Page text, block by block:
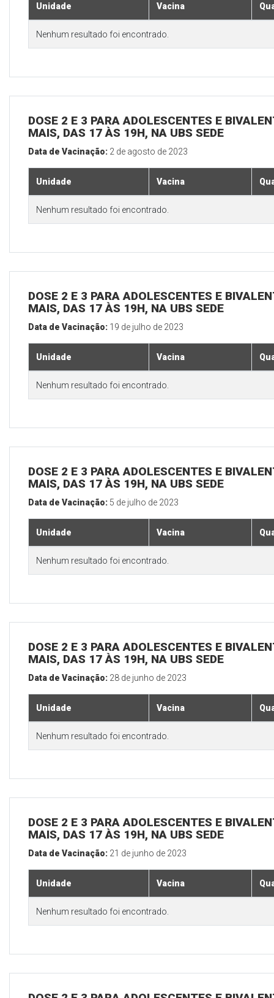
Unidade Vacina
Nenhum resultado foi encontrado.
DOSE 2 E 3 PARA ADOLESCENTES E
MAIS, DAS 17 ÀS 19H, NA UBS SEDE
Data de Vacinação: 2 de agosto de 2023
Unidade Vacina
Nenhum resultado foi encontrado.
DOSE 2 E 3 PARA ADOLESCENTES E
MAIS, DAS 17 ÀS 19H, NA UBS SEDE
Data de Vacinação: 19 de julho de 2023
Unidade Vacina
Nenhum resultado foi encontrado.
DOSE 2 E 3 PARA ADOLESCENTES E
MAIS, DAS 17 ÀS 19H, NA UBS SEDE
Data de Vacinação: 5 de julho de 2023
Unidade Vacina
Nenhum resultado foi encontrado.
DOSE 2 E 3 PARA ADOLESCENTES E
MAIS, DAS 17 ÀS 19H, NA UBS SEDE
Data de Vacinação: 28 de junho de 2023
Unidade Vacina
Nenhum resultado foi encontrado.
DOSE 2 E 3 PARA ADOLESCENTES E
MAIS, DAS 17 ÀS 19H, NA UBS SEDE
Data de Vacinação: 21 de junho de 2023
Unidade Vacina
Nenhum resultado foi encontrado.